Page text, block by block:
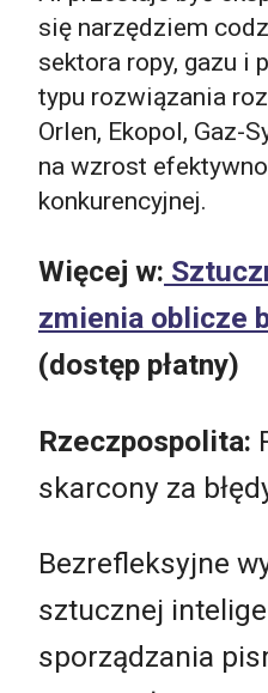
się narzędziem
sektora ropy, gazu i
typu rozwiązania
Orlen, Ekopol, Gaz-
na wzrost
konkurencyjnej.
Więcej w:
zmienia oblicze
(dostęp płatny)
Rzeczpospolita:
skarcony za
Bezrefleksyjne
sztucznej
sporządzania